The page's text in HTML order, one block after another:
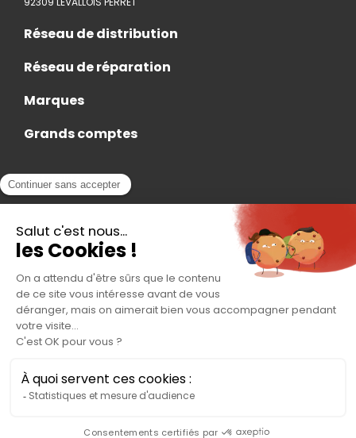
Réseau de distribution
Réseau de réparation
Marques
Grands comptes
Actualités
Contact
Accès Adhérent